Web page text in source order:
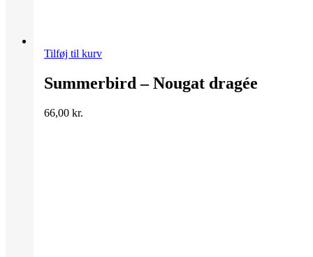
Tilføj til kurv
Summerbird – Nougat dragée
66,00 kr.